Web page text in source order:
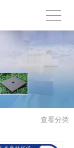
查看分类